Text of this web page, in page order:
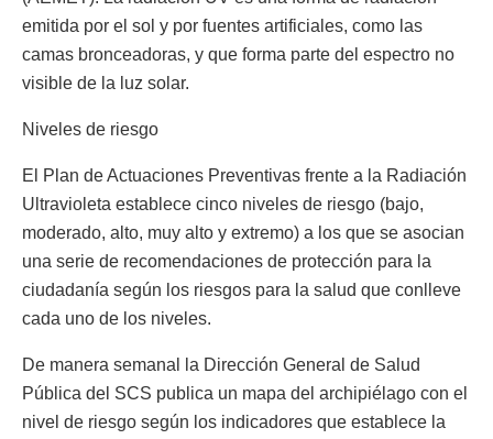
emitida por el sol y por fuentes artificiales, como las
camas bronceadoras, y que forma parte del espectro no
visible de la luz solar.
Niveles de riesgo
El Plan de Actuaciones Preventivas frente a la Radiación
Ultravioleta establece cinco niveles de riesgo (bajo,
moderado, alto, muy alto y extremo) a los que se asocian
una serie de recomendaciones de protección para la
ciudadanía según los riesgos para la salud que conlleve
cada uno de los niveles.
De manera semanal la Dirección General de Salud
Pública del SCS publica un mapa del archipiélago con el
nivel de riesgo según los indicadores que establece la